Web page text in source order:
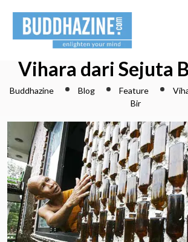
Vihara dari Sejuta
Buddhazine Blog Feature
Bir